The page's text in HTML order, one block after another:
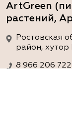
ArtGreen
растений,
Ростовская
район, хутор
8 966 206